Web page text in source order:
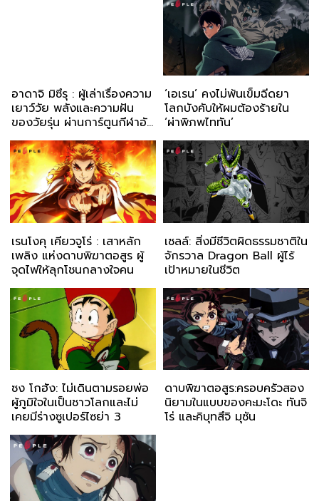
อาดาจิ มิซึรุ : ผู้เล่าเรื่องความ
เยาว์วัย พลังและความฝัน
ของวัยรุ่น ผ่านการ์ตูนกีฬาอัน
อบอุ่น
‘เอเรน’ คงไม่พ้นเข็มฉีดยา
โลกบังคับให้ผมต้องร้ายใน
‘ผ่าพิภพไททัน’
เรนโงคุ เคียวจูโร่ : เสาหลัก
เพลิง แห่งดาบพิฆาตอสูร ผู้
จุดไฟให้ลุกโชนกลางใจคน
เซลล์: สิ่งมีชีวิตผิดธรรมชาติใน
จักรวาล Dragon Ball ผู้ไร้
เป้าหมายในชีวิต
ซง โกฮัง: ไม่เดินตามรอยพ่อ
ผู้ภูมิใจในเป็นชาวโลกและไม่
เคยมีร่างซูเปอร์ไซย่า 3
ดาบพิฆาตอสูร:ครอบครัวสอง
นิยามในแบบของคะมะโดะ ทันจิ
โร่ และคิบุทสึจิ มุซัน